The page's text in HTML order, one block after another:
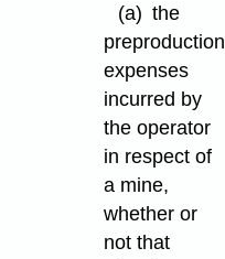
(a) the
preproduction
expenses
incurred by
the operator
in respect of
a mine,
whether or
not that